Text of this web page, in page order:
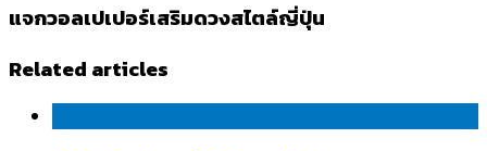
แจกวอลเปเปอร์เสริมดวงสไตล์ญี่ปุ่น
Related articles